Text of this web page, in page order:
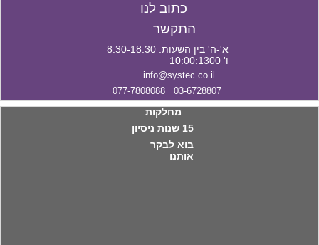
15 שנות ניסיון
בוא לבקר
אותנו
מחלקות
כתוב לנו
התקשר
א'-ה' בין השעות: 8:30-18:30
ו' 10:00:1300
03-6728807 077-7808088
info@systec.co.il